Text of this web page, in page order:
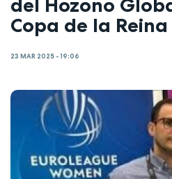
del Hozono
Copa de la Reina
23 MAR 2025 - 19:06